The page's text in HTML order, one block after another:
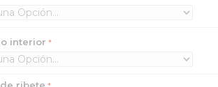
interior
ribete